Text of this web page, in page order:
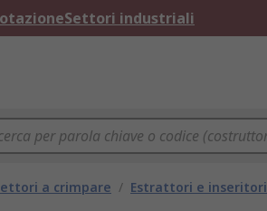
Settori industriali
a crimpare / Estrattori e inseritori